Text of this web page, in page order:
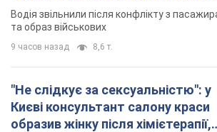
Відео
Водія звільнили після конфлікту з
та образ військових
9 часов назад 8,6 т.
"Не слідкує за сексуальністю": у
Києві консультант салону краси
образив жінку після хімієтерапії,